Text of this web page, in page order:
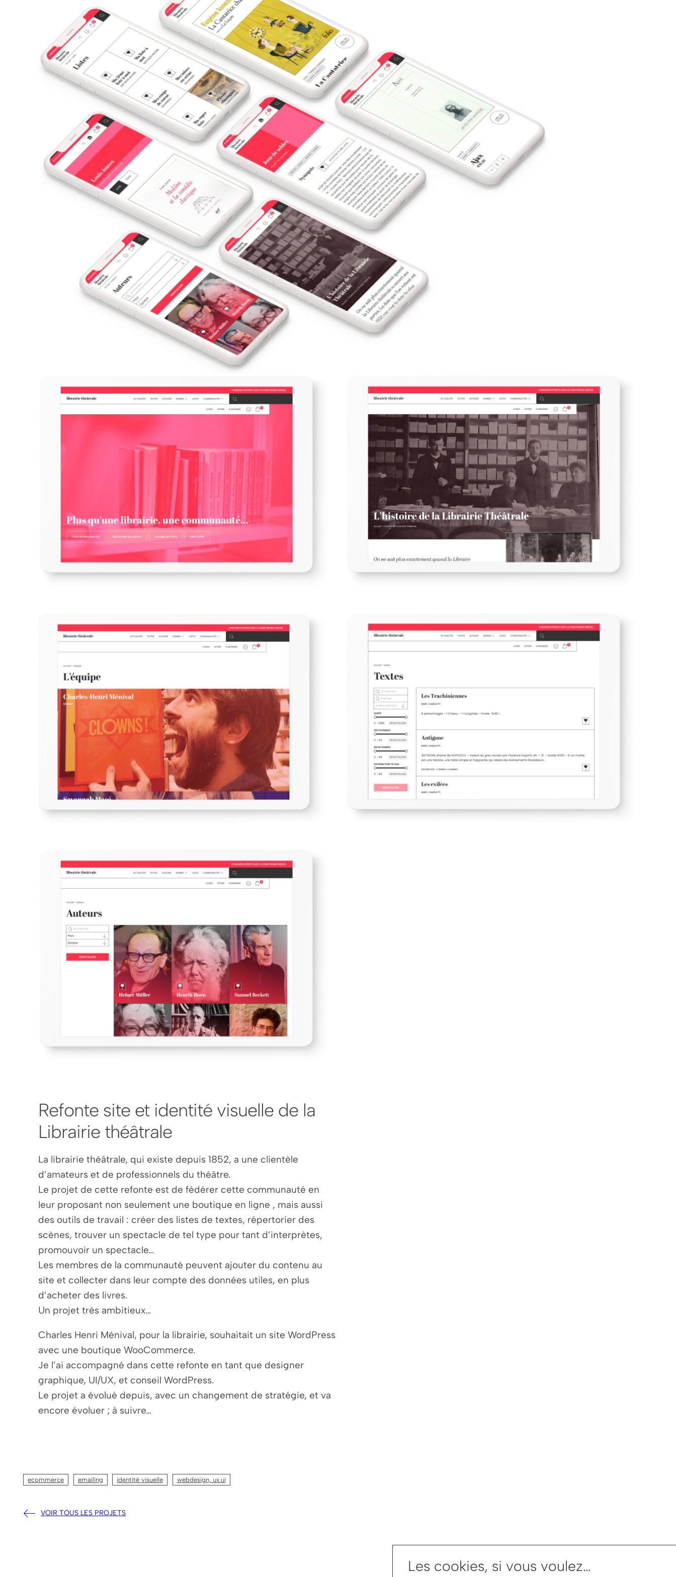
Les cookies, si vous voulez…
Refonte site et identité visuelle de la
Librairie théâtrale
La librairie théâtrale, qui existe depuis 1852, a une clientèle
d’amateurs et de professionnels du théâtre.
Le projet de cette refonte est de fédérer cette communauté en
leur proposant non seulement une boutique en ligne , mais aussi
des outils de travail : créer des listes de textes, répertorier des
scènes, trouver un spectacle de tel type pour tant d’interprètes,
promouvoir un spectacle…
Les membres de la communauté peuvent ajouter du contenu au
site et collecter dans leur compte des données utiles, en plus
d’acheter des livres.
Un projet très ambitieux…
Charles Henri Ménival, pour la librairie, souhaitait un site WordPress
avec une boutique WooCommerce.
Je l’ai accompagné dans cette refonte en tant que designer
graphique, UI/UX, et conseil WordPress.
Le projet a évolué depuis, avec un changement de stratégie, et va
encore évoluer ; à suivre…
ecommerce emailing identité visuelle webdesign, ux.ui
VOIR TOUS LES PROJETS